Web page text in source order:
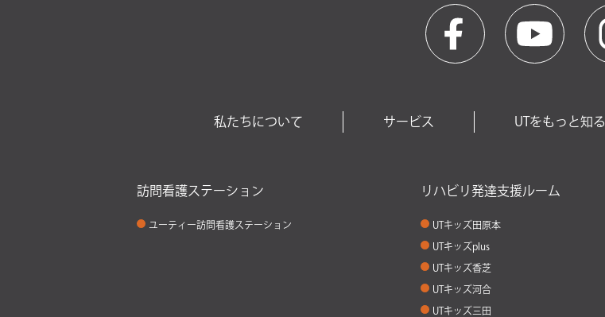
私たちについて サービス UTをもっと知る
訪問看護ステーション
ユーティー訪問看護ステーション
リハビリ発達支援ルーム
UTキッズ田原本
UTキッズplus
UTキッズ香芝
UTキッズ河合
UTキッズ三田